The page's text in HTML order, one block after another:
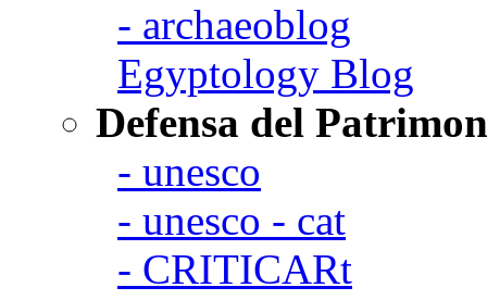
- archaeoblog
Egyptology Blog
Defensa del
- unesco
- unesco - cat
- CRITICARt